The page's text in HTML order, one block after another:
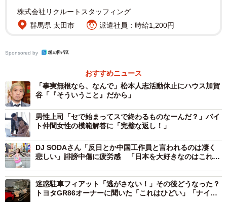
をしたことがある」と回答。そこで、「投稿した誹謗中傷
の内容」について、4種類に分類し、芸能人や有名人に誹謗
中傷をしたことがある48人に複数回答で選んでもらったと
ころ、「容姿や性格、人格に関する悪口」（83.3％）が圧
倒的に多くなったほか、「虚偽または真偽不明情報を流
す」（12.5%）、「プライバシー情報の暴露」「脅迫」
（いずれも10.4％）が続きました。
具体的には、「元アイドルの番組での態度や、顔の変化や
株式会社リクルートスタッフィング
群馬県 太田市
派遣社員：時給1,200円
Sponsored by
おすすめニュース
「事実無根なら、なんで」松本人志活動休止にハウス加賀
谷「『そういうこと』だから」
男性上司「セで始まってスで終わるものなーんだ？」バイ
ト仲間女性の模範解答に「完璧な返し！」
DJ SODAさん「反日とか中国工作員と言われるのは凄く
悲しい」誹謗中傷に疲労感 「日本を大好きなのはこれか
迷惑駐車フィアット「逃がさない！」その後どうなった？
トヨタGR86オーナーに聞いた「これはひどい」「ナイス